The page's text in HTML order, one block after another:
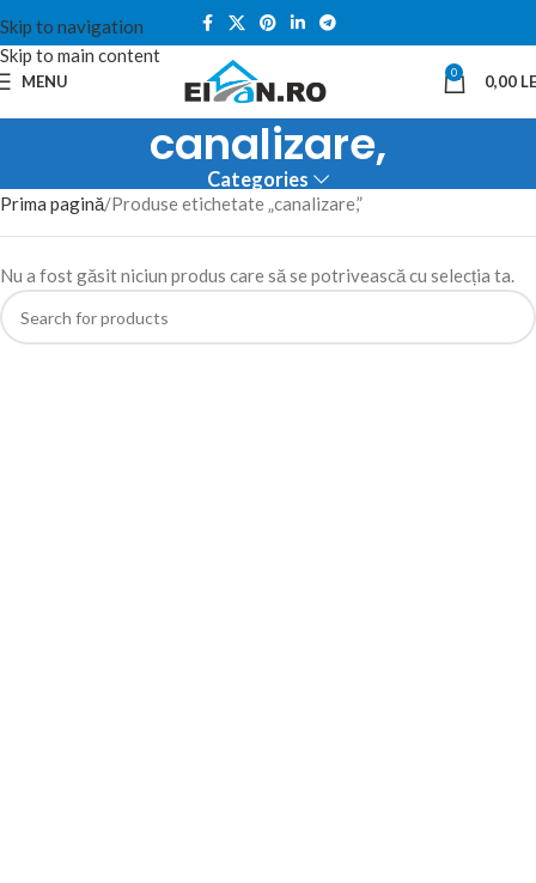
Skip to navigation
Skip to main content
MENU 0 0,00
canalizare,
Categories
Prima pagină Produse etichetate „canalizare,”
Nu a fost găsit niciun produs care să se potrivească cu selecția ta.